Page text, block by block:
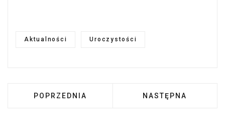
Aktualności Uroczystości
POPRZEDNIA STRONA: SZKOŁA DO HYMNU
POPRZEDNIA NASTĘPNA
NASTĘPNA